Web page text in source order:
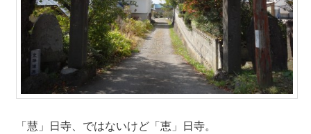
「慧」日寺、ではないけど「恵」日寺。